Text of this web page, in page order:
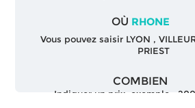
OÙ RHONE
Vous pouvez saisir LYON ,
PRIEST
COMBIEN
Indiquer un prix, exemple :